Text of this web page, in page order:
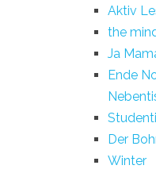
Aktiv
the
Ja
Ende
Der
Winter